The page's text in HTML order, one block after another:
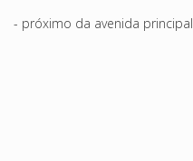
- próximo da avenida principal